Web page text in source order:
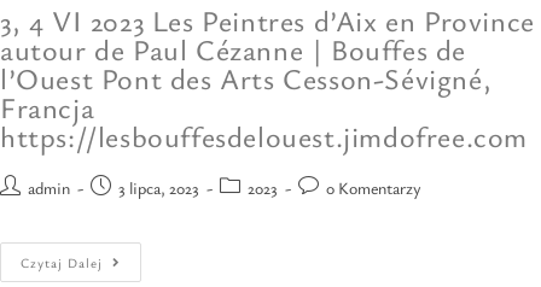
3, 4 VI 2023 Les Peintres d’Aix en Province
autour de Paul Cézanne | Bouffes de
l’Ouest Pont des Arts Cesson-Sévigné,
Francja
https://lesbouffesdelouest.jimdofree.com
admin 3 lipca, 2023 2023 0 Komentarzy
Czytaj Dalej